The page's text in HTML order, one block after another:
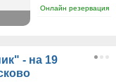
Онлайн резервация
- на 19